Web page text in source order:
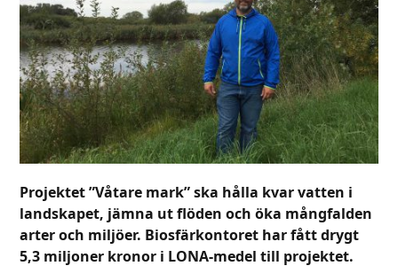
Projektet ”Våtare mark” ska hålla kvar vatten i
landskapet, jämna ut flöden och öka mångfalden
arter och miljöer. Biosfärkontoret har fått drygt
5,3 miljoner kronor i LONA-medel till projektet.